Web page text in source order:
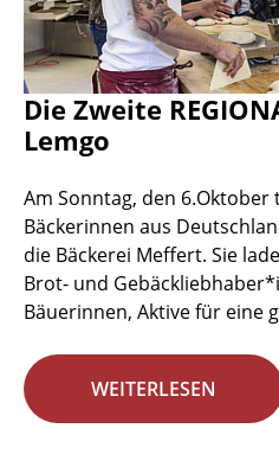
Die Zweite
Lemgo
Am Sonntag, den
Bäckerinnen aus
die Bäckerei Meffert. Sie
Brot- und
Bäuerinnen, Aktive für eine
WEITERLESEN